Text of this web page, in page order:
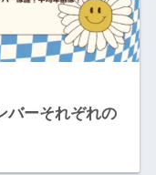
バーそれぞれの